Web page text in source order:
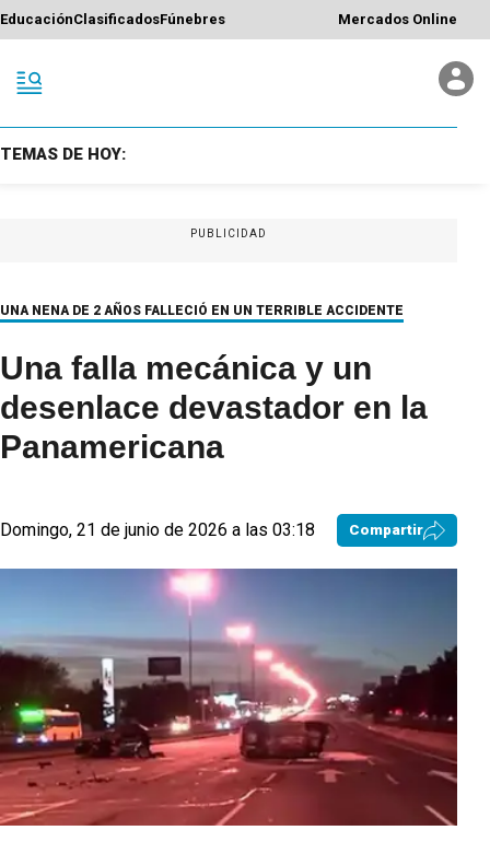
EducaciónClasificadosFúnebres Mercados Online
TEMAS DE HOY:
PUBLICIDAD
UNA NENA DE 2 AÑOS FALLECIÓ EN UN TERRIBLE ACCIDENTE
Una falla mecánica y un
desenlace devastador en la
Panamericana
Domingo, 21 de junio de 2026 a las 03:18 Compartir